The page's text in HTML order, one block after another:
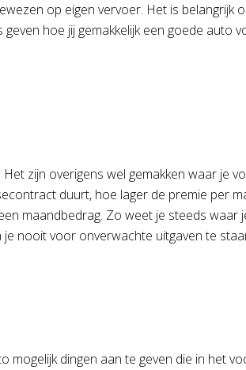
op eigen vervoer. Het is belangrijk
hoe jij gemakkelijk een goede auto
zijn overigens wel gemakken waar je
duurt, hoe lager de premie per
maandbedrag. Zo weet je steeds waar
nooit voor onverwachte uitgaven te
dingen aan te geven die in het